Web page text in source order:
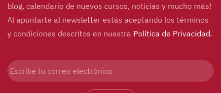
blog, calendario de nuevos cursos, noticias y mucho más!
Al apuntarte al newsletter estás aceptando los términos
y condiciones descritos en nuestra Política de Privacidad.